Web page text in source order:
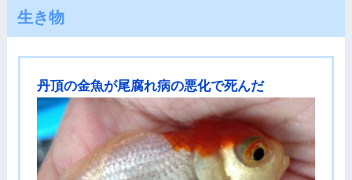
生き物
丹頂の金魚が尾腐れ病の悪化で死んだ